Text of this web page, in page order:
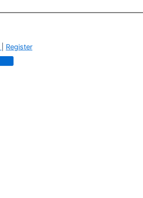
Register